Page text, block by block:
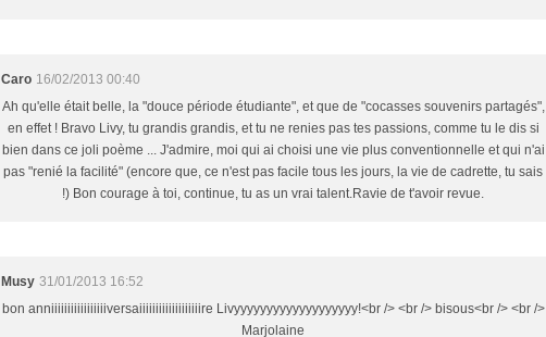
Caro 16/02/2013 00:40
Ah qu'elle était belle, la "douce période étudiante", et que de "cocasses souvenirs partagés",
en effet ! Bravo Livy, tu grandis grandis, et tu ne renies pas tes passions, comme tu le dis si
bien dans ce joli poème ... J'admire, moi qui ai choisi une vie plus conventionnelle et qui n'ai
pas "renié la facilité" (encore que, ce n'est pas facile tous les jours, la vie de cadrette, tu sais
!) Bon courage à toi, continue, tu as un vrai talent.Ravie de t'avoir revue.
Musy 31/01/2013 16:52
bon anniiiiiiiiiiiiiiiiiversaiiiiiiiiiiiiiiiiiiire Livyyyyyyyyyyyyyyyyyyy!<br /> <br /> bisous<br /> <br />
Marjolaine